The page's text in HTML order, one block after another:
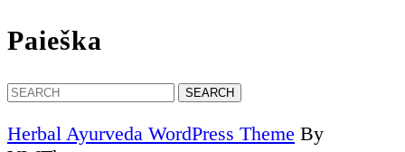
Paieška
Search
for:
Herbal Ayurveda WordPress Theme By